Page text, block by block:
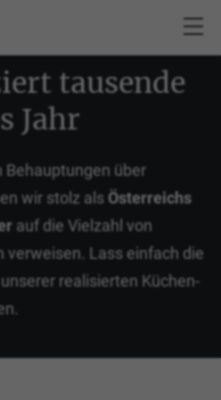
tausende
Jahr
Behauptungen über
wir stolz alsÖsterreichs
auf die Vielzahl von
verweisen. Lass einfach die
realisierten Küchen-